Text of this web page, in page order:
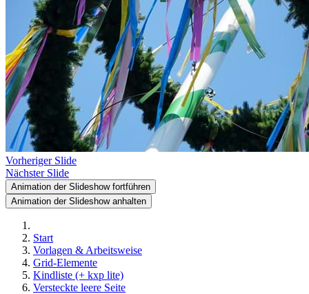
Vorheriger Slide
Nächster Slide
Animation der Slideshow fortführen
Animation der Slideshow anhalten
Start
Vorlagen & Arbeitsweise
Grid-Elemente
Kindliste (+ kxp lite)
Versteckte leere Seite